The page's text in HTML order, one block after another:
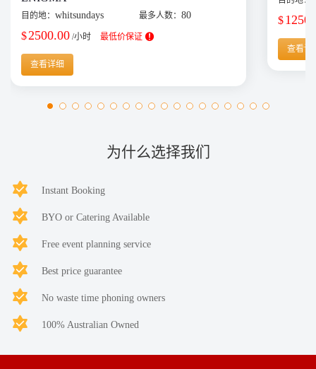
目的地： whitsundays 最多人数：80
$2500.00 /小时 最低价保证
查看详细
$
查看详
为什么选择我们
Instant Booking
BYO or Catering Available
Free event planning service
Best price guarantee
No waste time phoning owners
100% Australian Owned